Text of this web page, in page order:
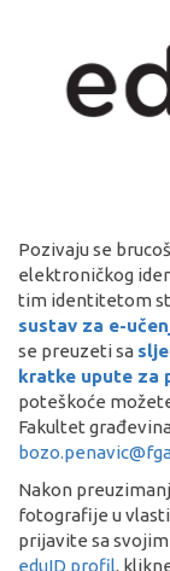
Pozivaju se
elektroničkog
tim identitetom
sustav za e-
se preuzeti sa
kratke upute za
poteškoće
Fakultet
Nakon
fotografije u
prijavite sa
eduID profil,